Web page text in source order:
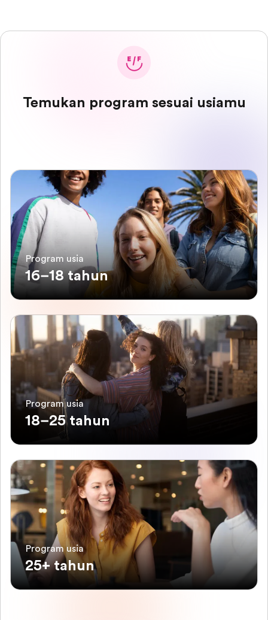
Temukan program sesuai usiamu
Program usia
16–18 tahun
Program usia
18–25 tahun
Program usia
25+ tahun